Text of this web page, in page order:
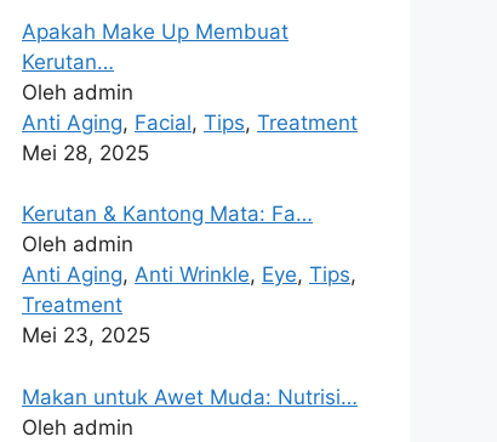
Apakah Make Up Membuat
Kerutan…
Oleh admin
Anti Aging, Facial, Tips, Treatment
Mei 28, 2025
Kerutan & Kantong Mata: Fa…
Oleh admin
Anti Aging, Anti Wrinkle, Eye, Tips,
Treatment
Mei 23, 2025
Makan untuk Awet Muda: Nutrisi…
Oleh admin